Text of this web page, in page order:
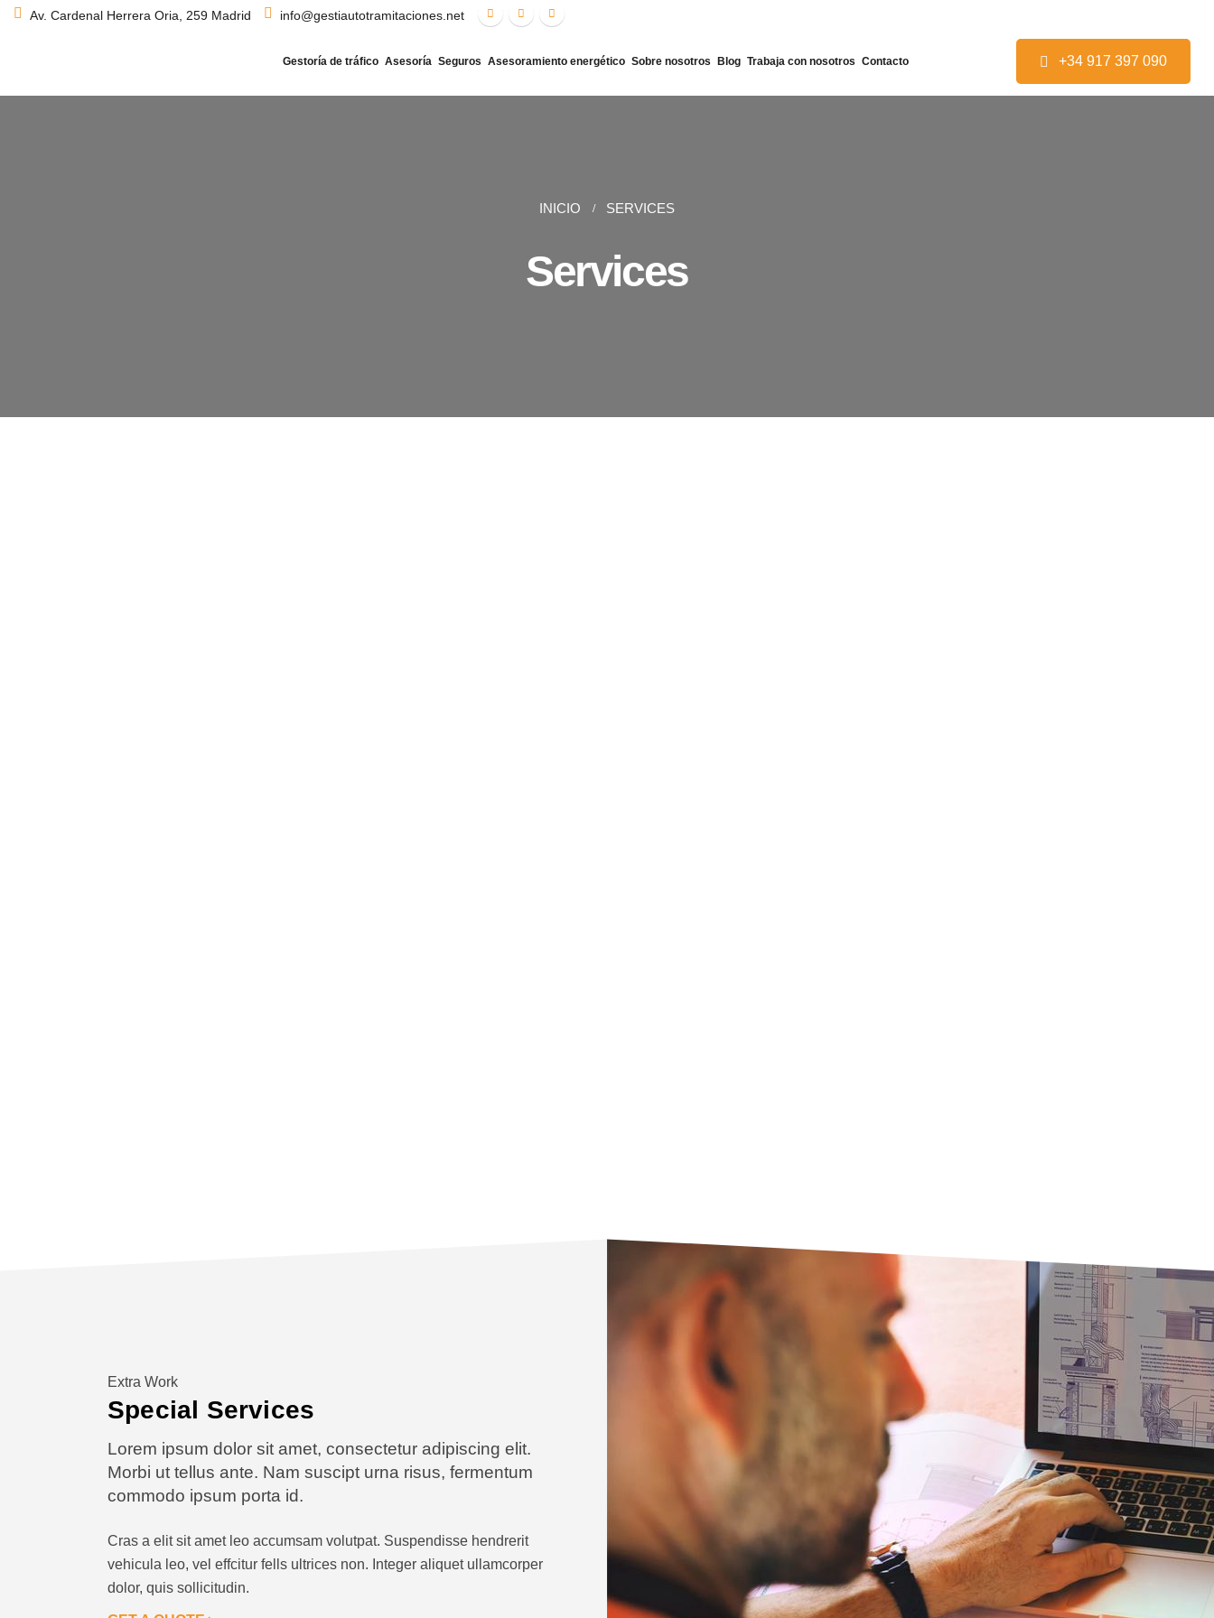
Av. Cardenal Herrera Oria, 259 Madrid info@gestiautotramitaciones.net
Gestoría de tráfico Asesoría Seguros Asesoramiento energético Sobre nosotros Blog Trabaja con nosotros Contacto +34 917 397 090
INICIO SERVICES
Services
Extra Work
Special Services
Lorem ipsum dolor sit amet, consectetur adipiscing elit.
Morbi ut tellus ante. Nam suscipt urna risus, fermentum
commodo ipsum porta id.
Cras a elit sit amet leo accumsam volutpat. Suspendisse hendrerit
vehicula leo, vel effcitur fells ultrices non. Integer aliquet ullamcorper
dolor, quis sollicitudin.